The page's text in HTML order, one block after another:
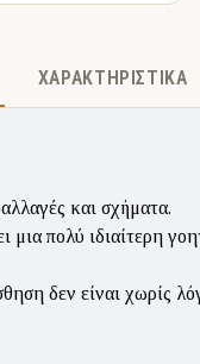
ΧΑΡΑΚΤΗΡΙΣΤΙΚΆ
και σχήματα.
πολύ ιδιαίτερη
δεν είναι χωρίς